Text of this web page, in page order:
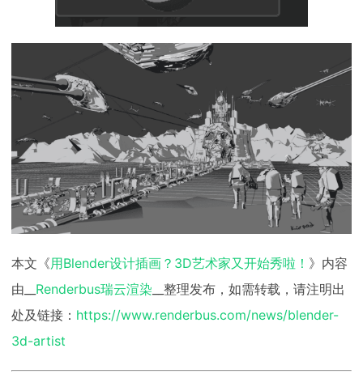
本文《用Blender设计插画？3D艺术家又开始秀啦！ 》内容
由__ Renderbus瑞云渲染 __整理发布，如需转载，请注明出
处及链接： https://www.renderbus.com/news/blender-
3d-artist